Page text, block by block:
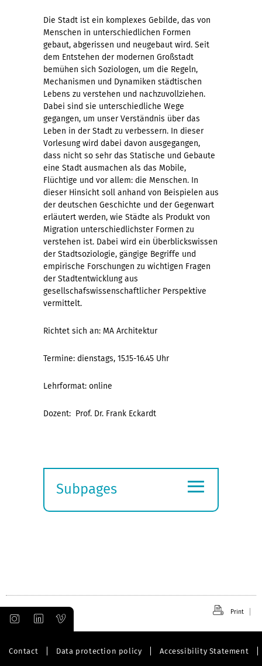
Die Stadt ist ein komplexes Gebilde, das von
Menschen in unterschiedlichen Formen
gebaut, abgerissen und neugebaut wird. Seit
dem Entstehen der modernen Großstadt
bemühen sich Soziologen, um die Regeln,
Mechanismen und Dynamiken städtischen
Lebens zu verstehen und nachzuvollziehen.
Dabei sind sie unterschiedliche Wege
gegangen, um unser Verständnis über das
Leben in der Stadt zu verbessern. In dieser
Vorlesung wird dabei davon ausgegangen,
dass nicht so sehr das Statische und Gebaute
eine Stadt ausmachen als das Mobile,
Flüchtige und vor allem: die Menschen. In
dieser Hinsicht soll anhand von Beispielen aus
der deutschen Geschichte und der Gegenwart
erläutert werden, wie Städte als Produkt von
Migration unterschiedlichster Formen zu
verstehen ist. Dabei wird ein Überblickswissen
der Stadtsoziologie, gängige Begriffe und
empirische Forschungen zu wichtigen Fragen
der Stadtentwicklung aus
gesellschafswissenschaftlicher Perspektive
vermittelt.
Richtet sich an: MA Architektur
Termine: dienstags, 15.15-16.45 Uhr
Lehrformat: online
Dozent: Prof. Dr. Frank Eckardt
Subpages
≡
Print
Contact Data protection policy Accessibility Statement